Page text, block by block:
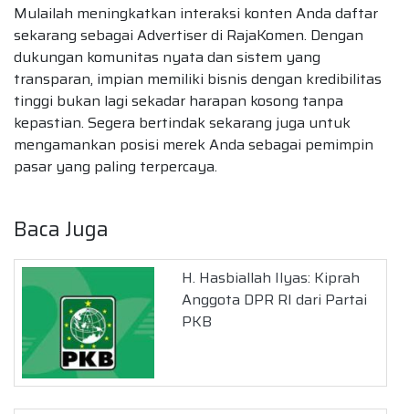
Mulailah meningkatkan interaksi konten Anda daftar
sekarang sebagai Advertiser di RajaKomen. Dengan
dukungan komunitas nyata dan sistem yang
transparan, impian memiliki bisnis dengan kredibilitas
tinggi bukan lagi sekadar harapan kosong tanpa
kepastian. Segera bertindak sekarang juga untuk
mengamankan posisi merek Anda sebagai pemimpin
pasar yang paling terpercaya.
Baca Juga
H. Hasbiallah Ilyas: Kiprah
Anggota DPR RI dari Partai
PKB